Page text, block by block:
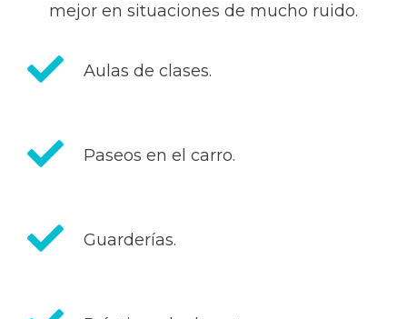
mejor en situaciones de mucho ruido.
Aulas de clases.
Paseos en el carro.
Guarderías.